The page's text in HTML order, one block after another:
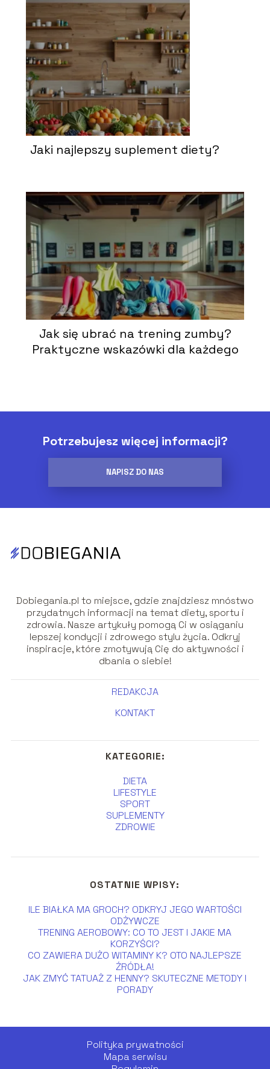
Jaki najlepszy suplement diety?
Jak się ubrać na trening zumby?
Praktyczne wskazówki dla każdego
Potrzebujesz więcej informacji?
NAPISZ DO NAS
Dobiegania.pl to miejsce, gdzie znajdziesz mnóstwo
przydatnych informacji na temat diety, sportu i
zdrowia. Nasze artykuły pomogą Ci w osiąganiu
lepszej kondycji i zdrowego stylu życia. Odkryj
inspiracje, które zmotywują Cię do aktywności i
dbania o siebie!
REDAKCJA
KONTAKT
KATEGORIE:
DIETA
LIFESTYLE
SPORT
SUPLEMENTY
ZDROWIE
OSTATNIE WPISY:
ILE BIAŁKA MA GROCH? ODKRYJ JEGO WARTOŚCI
ODŻYWCZE
TRENING AEROBOWY: CO TO JEST I JAKIE MA
KORZYŚCI?
CO ZAWIERA DUŻO WITAMINY K? OTO NAJLEPSZE
ŹRÓDŁA!
JAK ZMYĆ TATUAŻ Z HENNY? SKUTECZNE METODY I
PORADY
Polityka prywatności
Mapa serwisu